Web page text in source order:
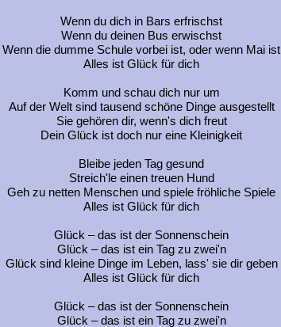
Wenn du dich in Bars erfrischst
Wenn du deinen Bus erwischst
Wenn die dumme Schule vorbei ist, oder wenn Mai ist
Alles ist Glück für dich
Komm und schau dich nur um
Auf der Welt sind tausend schöne Dinge ausgestellt
Sie gehören dir, wenn's dich freut
Dein Glück ist doch nur eine Kleinigkeit
Bleibe jeden Tag gesund
Streich'le einen treuen Hund
Geh zu netten Menschen und spiele fröhliche Spiele
Alles ist Glück für dich
Glück – das ist der Sonnenschein
Glück – das ist ein Tag zu zwei'n
Glück sind kleine Dinge im Leben, lass' sie dir geben
Alles ist Glück für dich
Glück – das ist der Sonnenschein
Glück – das ist ein Tag zu zwei'n